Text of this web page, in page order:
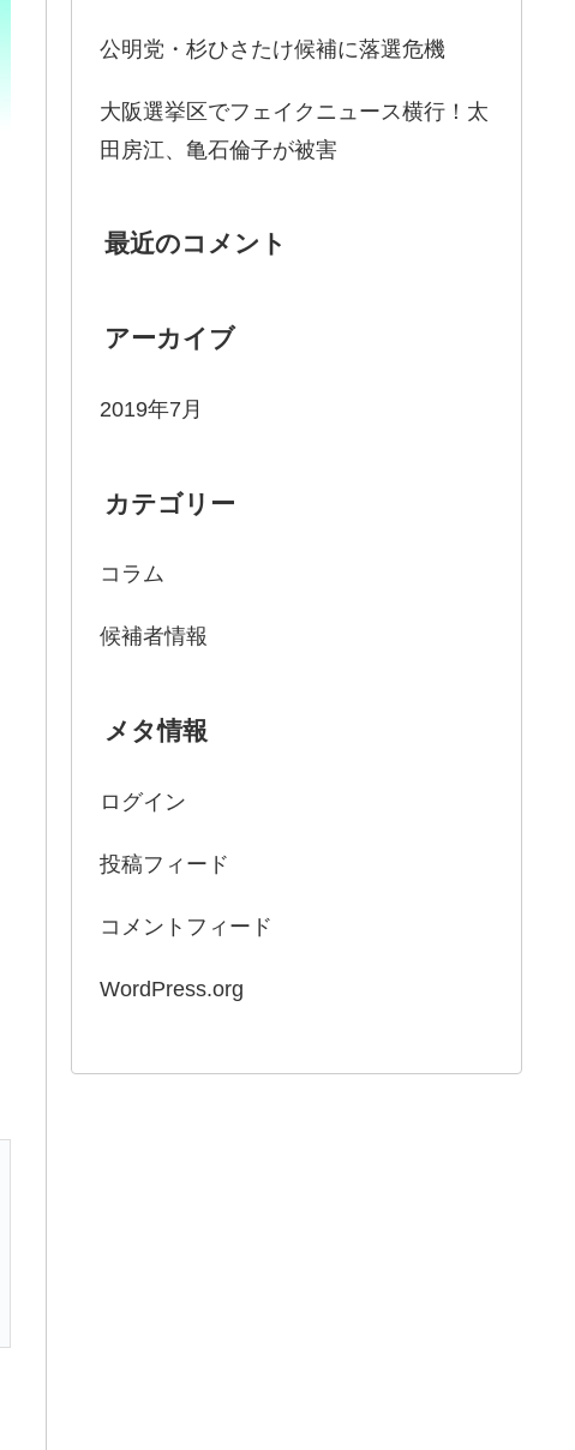
公明党・杉ひさたけ候補に落選危機
大阪選挙区でフェイクニュース横行！太
田房江、亀石倫子が被害
最近のコメント
アーカイブ
2019年7月
カテゴリー
コラム
候補者情報
メタ情報
ログイン
投稿フィード
コメントフィード
WordPress.org